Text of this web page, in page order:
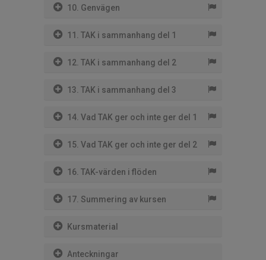
10. Genvägen
11. TAK i sammanhang del 1
12. TAK i sammanhang del 2
13. TAK i sammanhang del 3
14. Vad TAK ger och inte ger del 1
15. Vad TAK ger och inte ger del 2
16. TAK-värden i flöden
17. Summering av kursen
Kursmaterial
Anteckningar